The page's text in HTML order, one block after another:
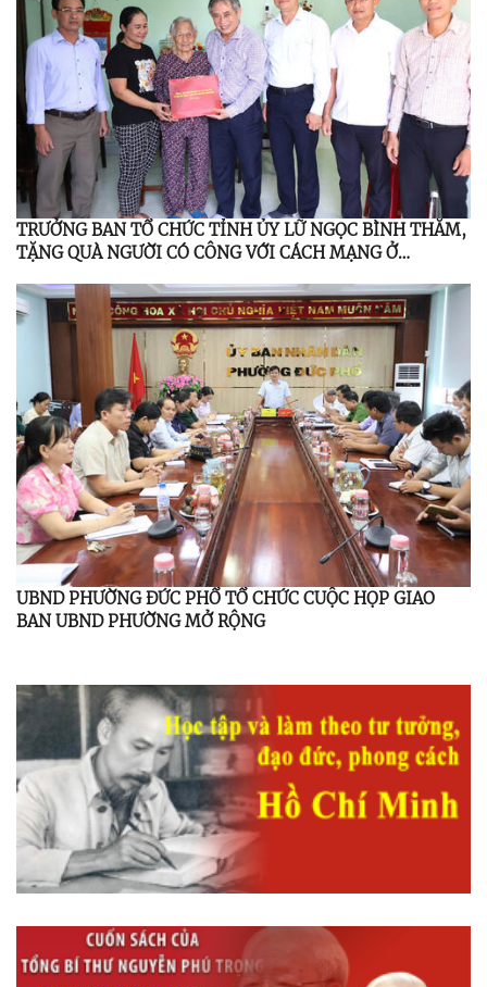
TRƯỞNG BAN TỔ CHỨC TỈNH ỦY LỮ NGỌC BÌNH THĂM,
TẶNG QUÀ NGƯỜI CÓ CÔNG VỚI CÁCH MẠNG Ở
UBND PHƯỜNG ĐỨC PHỔ TỔ CHỨC CUỘC HỌP GIAO
BAN UBND PHƯỜNG MỞ RỘNG